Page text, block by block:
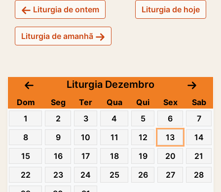
Liturgia de ontem Liturgia de hoje
Liturgia de amanhã
Liturgia Dezembro
Dom Seg Ter Qua Qui Sex
Sab
1
2 3 4 5 6
7
8
9 10 11 12 13
14
15
16 17 18 19 20
21
22
23 24 25 26 27
28